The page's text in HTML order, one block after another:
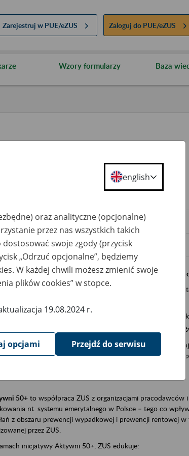
Zarejestruj w PUE/eZUS Zaloguj do PUE/eZUS
Wzory formularzy Baza
Aktywni 50+
50+, płatnicy, ubezpieczeni
stacjonarne w siedzibie firmy, instytucji, urzędu
50+
to inicjatywa Zakładu Ubezpieczeń Społecznych,
promocja aktywności zawodowej osób po pięćdziesiątym
zachęcanie do świadomego planowania kariery i przyszłych
przez działania informacyjne i edukacyjne wspiera osoby
aktywności zawodowej, dbaniu o zdrowie oraz
50+to współpraca ZUS z organizacjami pracodawców
nt. systemu emerytalnego w Polsce – tego co
z obszaru prewencji wypadkowej i prewencji rentowej
przez ZUS.
inicjatywy Aktywni 50+, ZUS edukuje:
english
oraz analityczne (opcjonalne)
przez nas wszystkich takich
swoje zgody (przycisk
„Odrzuć opcjonalne”, będziemy
W każdej chwili możesz zmienić swoje
plików cookies” w stopce.
19.08.2024 r.
opcjami Przejdź do serwisu